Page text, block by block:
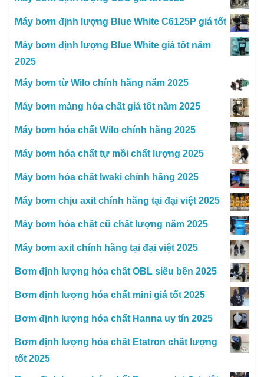
Máy bơm định lượng Blue White C6125P giá tốt
Máy bơm định lượng Blue White giá tốt năm
2025
Máy bơm từ Wilo chính hãng năm 2025
Máy bơm màng hóa chất giá tốt năm 2025
Máy bơm hóa chất Wilo chính hãng 2025
Máy bơm hóa chất tự mồi chất lượng 2025
Máy bơm hóa chất Iwaki chính hãng 2025
Máy bơm chịu axit chính hãng tại đại việt 2025
Máy bơm hóa chất cũ chất lượng năm 2025
Máy bơm axit chính hãng tại đại việt 2025
Bơm định lượng hóa chất OBL siêu bền 2025
Bơm định lượng hóa chất mini giá tốt 2025
Bơm định lượng hóa chất Hanna uy tín 2025
Bơm định lượng hóa chất Etatron chất lượng
tốt 2025